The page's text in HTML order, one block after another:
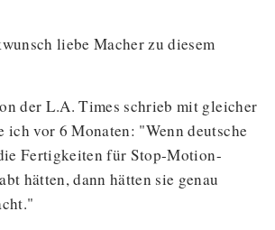
liebe Macher zu diesem
der L.A. Times schrieb mit gleicher
ich vor 6 Monaten: "Wenn deutsche
Fertigkeiten für Stop-Motion-
hätten, dann hätten sie genau